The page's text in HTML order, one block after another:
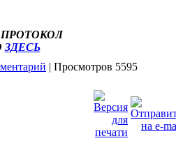
ЗДЕСЬ
| Просмотров 5595